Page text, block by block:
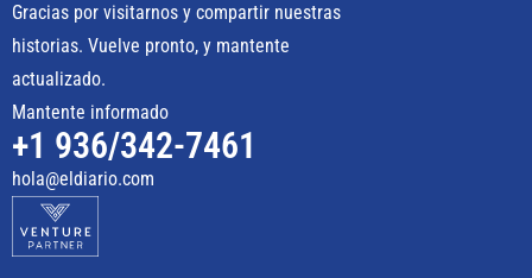
Gracias por visitarnos y compartir nuestras
historias. Vuelve pronto, y mantente
actualizado.
Mantente informado
+1 936/342-7461
hola@eldiario.com